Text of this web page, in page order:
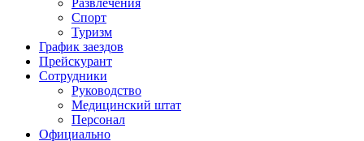
Развлечения
Спорт
Туризм
График заездов
Прейскурант
Сотрудники
Руководство
Медицинский штат
Персонал
Официально